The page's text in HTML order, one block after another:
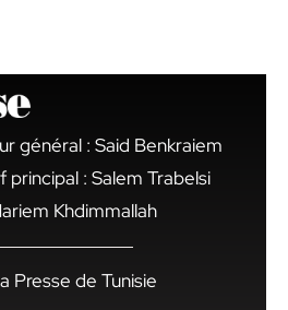
général : Said Benkraiem
principal : Salem Trabelsi
Khdimmallah
Presse de Tunisie